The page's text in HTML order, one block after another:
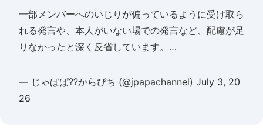
一部メンバーへのいじりが偏っているように受け取ら
れる発言や、本人がいない場での発言など、配慮が足
りなかったと深く反省しています。…
— じゃぱぱ??からぴち (@jpapachannel) July 3, 20
26